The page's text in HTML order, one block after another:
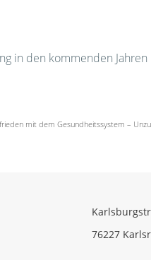
in den kommenden
mit dem Gesundheitssystem –
76227